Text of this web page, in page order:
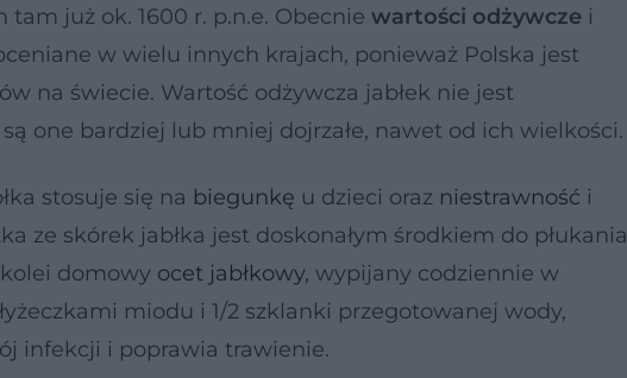
już ok. 1600 r. p.n.e. Obecnie wartości odżywcze i
w wielu innych krajach, ponieważ Polska jest
na świecie. Wartość odżywcza jabłek nie jest
one bardziej lub mniej dojrzałe, nawet od ich wielkości.
stosuje się na biegunkę u dzieci oraz niestrawność i
ze skórek jabłka jest doskonałym środkiem do płukania
domowy ocet jabłkowy, wypijany codziennie w
miodu i 1/2 szklanki przegotowanej wody,
infekcji i poprawia trawienie.